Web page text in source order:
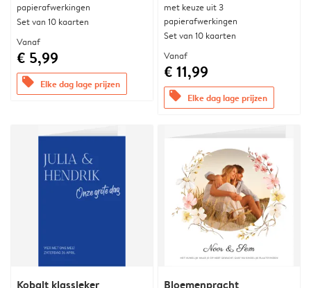
papierafwerkingen
Set van 10 kaarten
Vanaf
€ 5,99
offers Elke dag lage prijzen
met keuze uit 3
papierafwerkingen
Set van 10 kaarten
Vanaf
€ 11,99
offers Elke dag lage prijzen
Kobalt klassieker Bloemenpracht